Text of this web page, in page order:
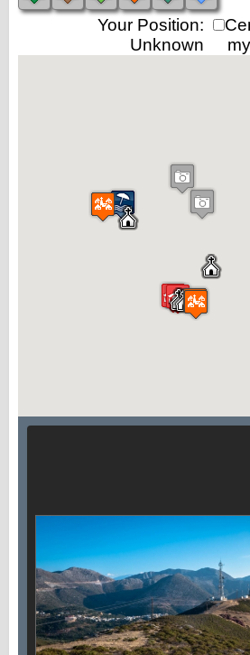
Your Position:
Unknown